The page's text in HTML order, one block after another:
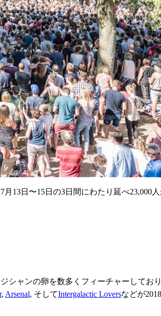
13日〜15日の3日間にわたり延べ23,000人
シャンの卵を数多くフィーチャーしてお
, Arsenal, そしてIntergalactic Loversなどが